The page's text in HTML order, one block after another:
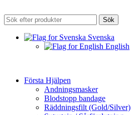
Sök
Svenska
English
Första Hjälpen
Andningsmasker
Blodstopp bandage
Räddningsfilt (Gold/Silver)